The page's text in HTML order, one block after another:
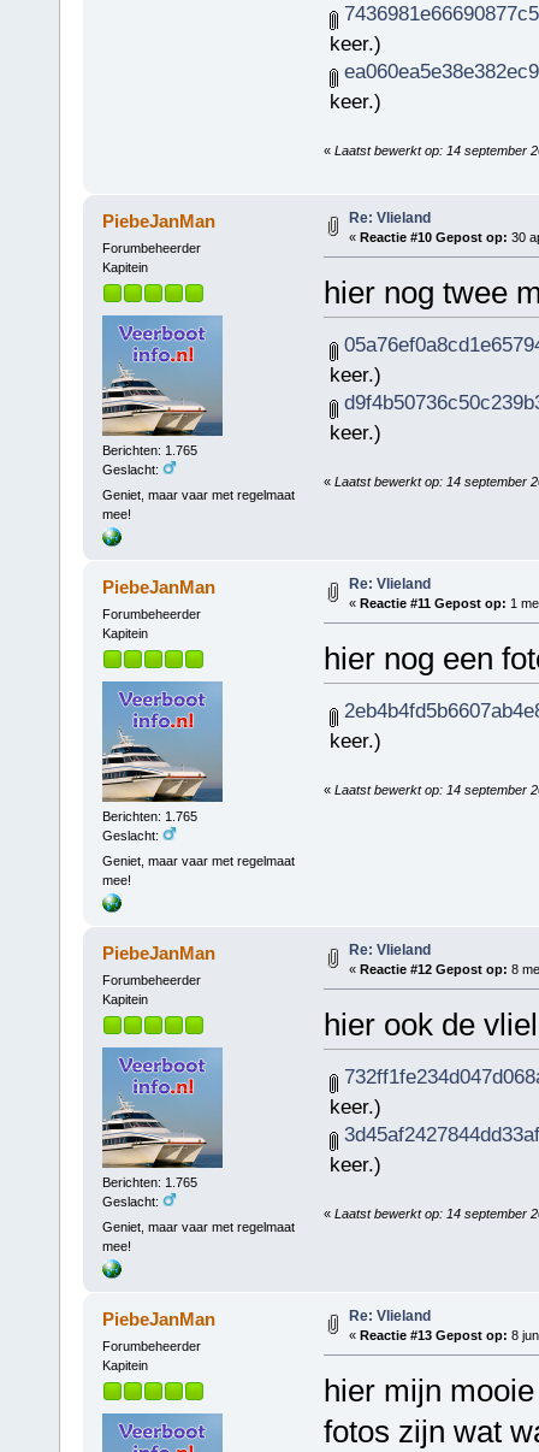
keer.)
keer.)
« Laatst bewerkt op: 14 september
PiebeJanMan
Forumbeheerder
Kapitein
Berichten: 1.765
Geslacht:
Geniet, maar vaar met regelmaat
mee!
Re: Vlieland
« Reactie #10 Gepost op: 30
hier nog twee
keer.)
keer.)
« Laatst bewerkt op: 14 september
PiebeJanMan
Forumbeheerder
Kapitein
Berichten: 1.765
Geslacht:
Geniet, maar vaar met regelmaat
mee!
Re: Vlieland
« Reactie #11 Gepost op: 1
hier nog een
keer.)
« Laatst bewerkt op: 14 september
PiebeJanMan
Forumbeheerder
Kapitein
Berichten: 1.765
Geslacht:
Geniet, maar vaar met regelmaat
mee!
Re: Vlieland
« Reactie #12 Gepost op: 8
hier ook de
keer.)
keer.)
« Laatst bewerkt op: 14 september
PiebeJanMan
Forumbeheerder
Kapitein
Re: Vlieland
« Reactie #13 Gepost op: 8
hier mijn
fotos zijn wat